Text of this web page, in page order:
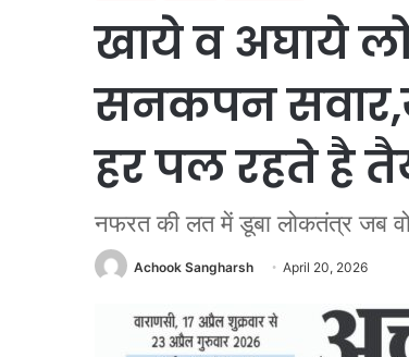
खाये व अघाये
सनकपन
हर पल रहते है
नफरत की लत में डूबा लोकतंत्र जब
Achook Sangharsh April 20, 2026